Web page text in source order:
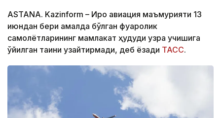
ASTANA. Kazinform – Ироқ авиация маъмурияти 13
июндан бери амалда бўлган фуқаролик
самолётларининг мамлакат ҳудуди узра учишига
қўйилган тақиқни узайтирмади, деб ёзади ТАСС.